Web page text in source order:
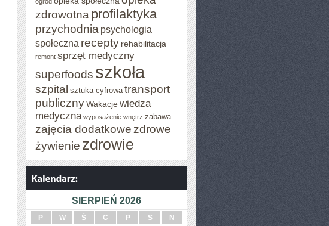
ZWIĄZKU
DZIAŁANIA
ASPEKCIE
PROGRAMOWANIA
zdrowotna profilaktyka
przychodnia psychologia
społeczna recepty rehabilitacja
remont sprzęt medyczny
superfoods szkoła
szpital sztuka cyfrowa transport
publicznyWakacjewiedza
medyczna wyposażenie wnętrz zabawa
zajęcia dodatkowe zdrowe
żywienie zdrowie
SIERPIEŃ 2026
P W Ś C P S
N